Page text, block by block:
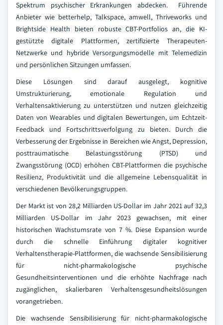
Spektrum psychischer Erkrankungen abdecken. Führende
Anbieter wie betterhelp, Talkspace, amwell, Thriveworks und
Brightside Health bieten robuste CBT-Portfolios an, die KI-
gestützte digitale Plattformen, zertifizierte Therapeuten-
Netzwerke und hybride Versorgungsmodelle mit Telemedizin
und persönlichen Sitzungen umfassen.
Diese Lösungen sind darauf ausgelegt, kognitive
Umstrukturierung, emotionale Regulation und
Verhaltensaktivierung zu unterstützen und nutzen gleichzeitig
Daten von Wearables und digitalen Bewertungen, um Echtzeit-
Feedback und Fortschrittsverfolgung zu bieten. Durch die
Verbesserung der Ergebnisse in Bereichen wie Angst, Depression,
posttraumatische Belastungsstörung (PTSD) und
Zwangsstörung (OCD) erhöhen CBT-Plattformen die psychische
Resilienz, Produktivität und die allgemeine Lebensqualität in
verschiedenen Bevölkerungsgruppen.
Der Markt ist von 28,2 Milliarden US-Dollar im Jahr 2021 auf 32,3
Milliarden US-Dollar im Jahr 2023 gewachsen, mit einer
historischen Wachstumsrate von 7 %. Diese Expansion wurde
durch die schnelle Einführung digitaler kognitiver
Verhaltenstherapie-Plattformen, die wachsende Sensibilisierung
für nicht-pharmakologische psychische
Gesundheitsinterventionen und die erhöhte Nachfrage nach
zugänglichen, skalierbaren Verhaltensgesundheitslösungen
vorangetrieben.
Die wachsende Sensibilisierung für nicht-pharmakologische